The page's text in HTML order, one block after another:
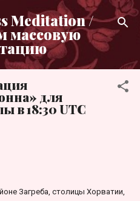
контенту
Meditation /
для
в 18:30 UTC
Загреба, столицы Хорватии,